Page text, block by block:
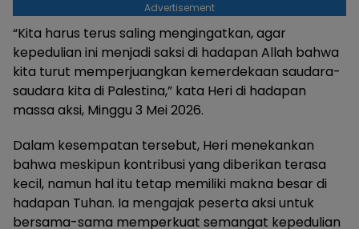
Advertisement
“Kita harus terus saling mengingatkan, agar
kepedulian ini menjadi saksi di hadapan Allah bahwa
kita turut memperjuangkan kemerdekaan saudara-
saudara kita di Palestina,” kata Heri di hadapan
massa aksi, Minggu 3 Mei 2026.
Dalam kesempatan tersebut, Heri menekankan
bahwa meskipun kontribusi yang diberikan terasa
kecil, namun hal itu tetap memiliki makna besar di
hadapan Tuhan. Ia mengajak peserta aksi untuk
bersama-sama memperkuat semangat kepedulian